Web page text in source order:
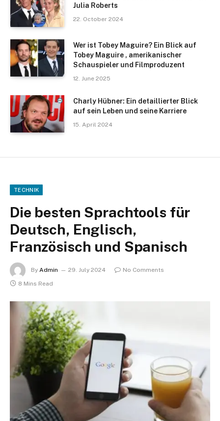
Julia Roberts
22. October 2024
Wer ist Tobey Maguire? Ein Blick auf
Tobey Maguire , amerikanischer
Schauspieler und Filmproduzent
12. June 2025
Charly Hübner: Ein detaillierter Blick
auf sein Leben und seine Karriere
15. April 2024
TECHNIK
Die besten Sprachtools für
Deutsch, Englisch,
Französisch und Spanisch
By Admin 29. July 2024
No Comments
8 Mins Read